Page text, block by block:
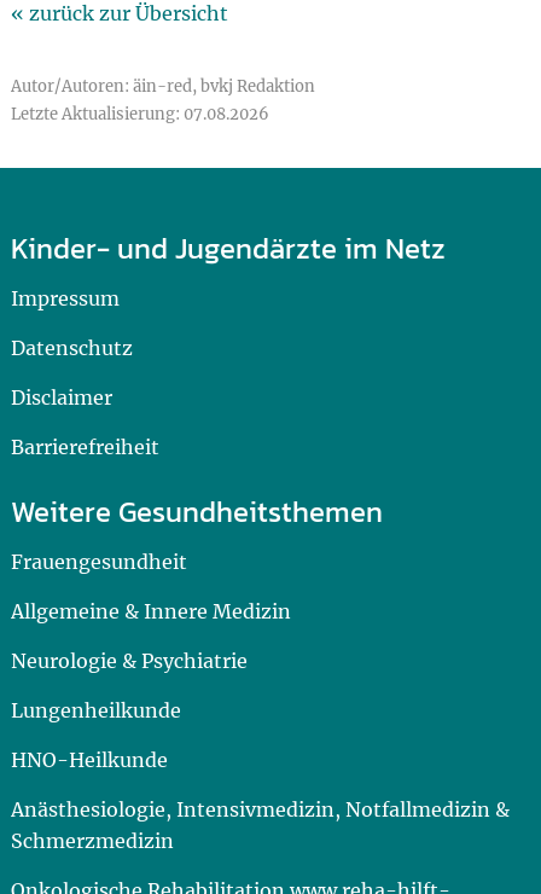
« zurück zur Übersicht
Autor/Autoren: äin-red, bvkj Redaktion
Letzte Aktualisierung: 07.08.2026
Kinder- und Jugendärzte im Netz
Impressum
Datenschutz
Disclaimer
Barrierefreiheit
Weitere Gesundheitsthemen
Frauengesundheit
Allgemeine & Innere Medizin
Neurologie & Psychiatrie
Lungenheilkunde
HNO-Heilkunde
Anästhesiologie, Intensivmedizin, Notfallmedizin &
Schmerzmedizin